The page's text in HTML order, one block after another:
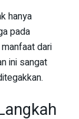
hanya
pada
dari
ini sangat